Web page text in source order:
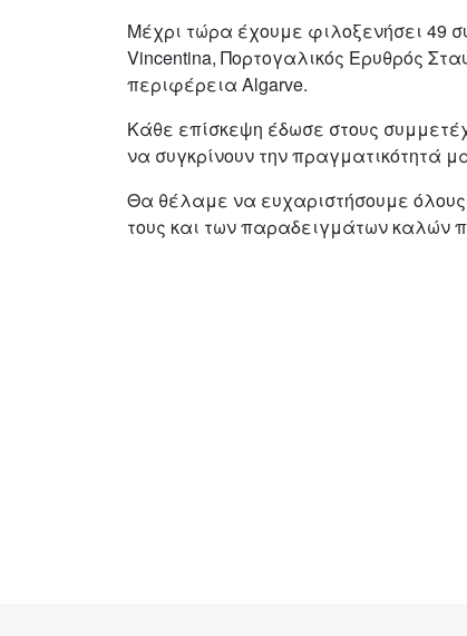
Μέχρι τώρα έχουμε φιλοξενήσει 49
Vincentina, Πορτογαλικός Ερυθρός
περιφέρεια Algarve.
Κάθε επίσκεψη έδωσε στους
να συγκρίνουν την πραγματικότητά
Θα θέλαμε να ευχαριστήσουμε όλους
τους και των παραδειγμάτων καλών